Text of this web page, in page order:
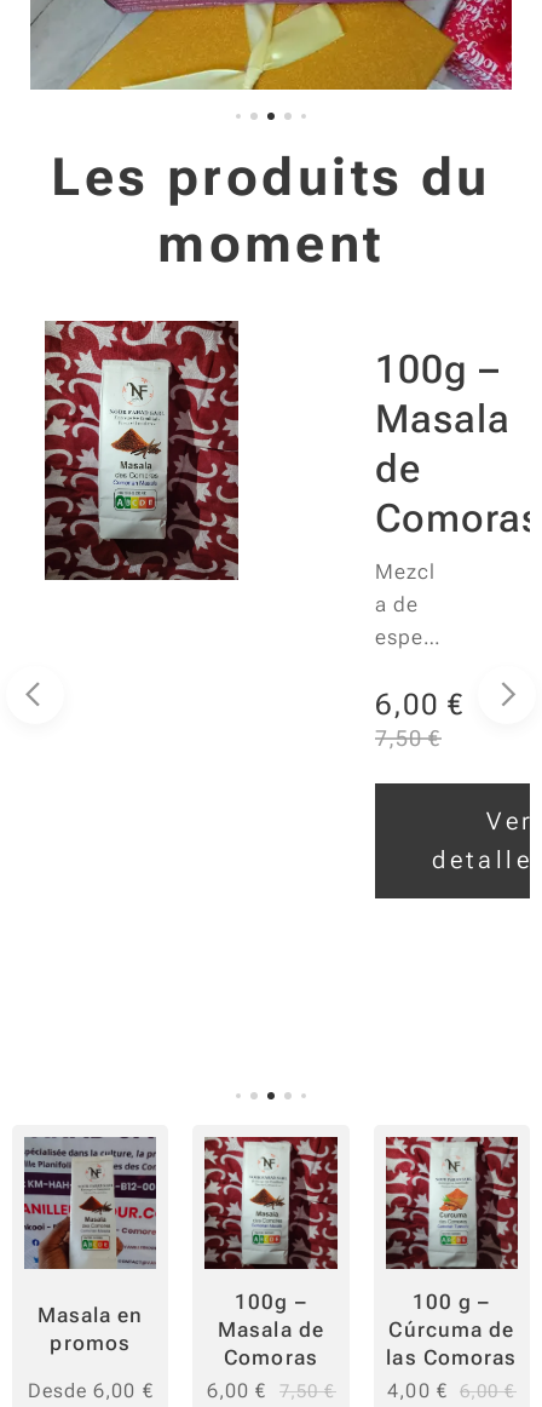
Les produits du
moment
100g –
Masala
de
Comoras
Mezcl
a de
especi
cuidad
osame
realzar
o tu
delicio
so
pilaf.
Combi
nando
comin
o,
6,00 €
7,50€
Ver
Masala en
promos
Desde6,00 €
100g –
Masala de
Comoras
6,00 € 7,50€
100 g –
Cúrcuma de
las Comoras
4,00 € 6,00€